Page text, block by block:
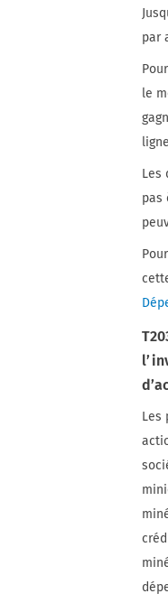
par
le
Les
pas
Les